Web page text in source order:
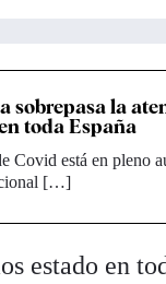
sobrepasa la
toda España
Covid está en pleno
[…]
estado en